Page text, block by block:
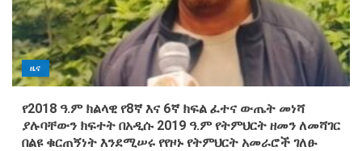
ዜና
የ2018 ዓ.ም ክልላዊ የ8ኛ እና 6ኛ ክፍል ፈተና ውጤት መነሻ
ያሉባቸውን ክፍተት በአዲሱ 2019 ዓ.ም የትምህርት ዘመን ለመሻገር
በልዩ ቁርጠኝነት እንደሚሠሩ የየዞኑ የትምህርት አመራሮች ገለፁ